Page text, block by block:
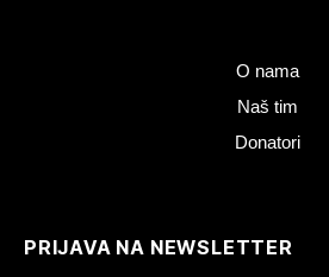
O nama
Naš tim
Donatori
PRIJAVA NA NEWSLETTER